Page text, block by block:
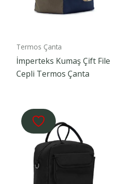
Termos Çanta
İmperteks Kumaş Çift File
Cepli Termos Çanta